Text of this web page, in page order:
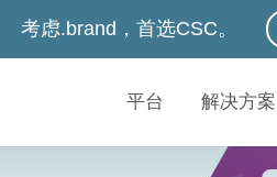
考虑.brand，首选CSC。
平台 解决方案